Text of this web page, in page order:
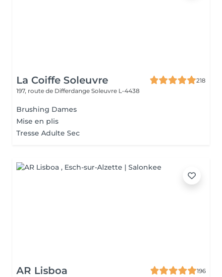
La Coiffe Soleuvre
218
197, route de Differdange Soleuvre L-4438
Brushing Dames
Mise en plis
Tresse Adulte Sec
AR Lisboa
196